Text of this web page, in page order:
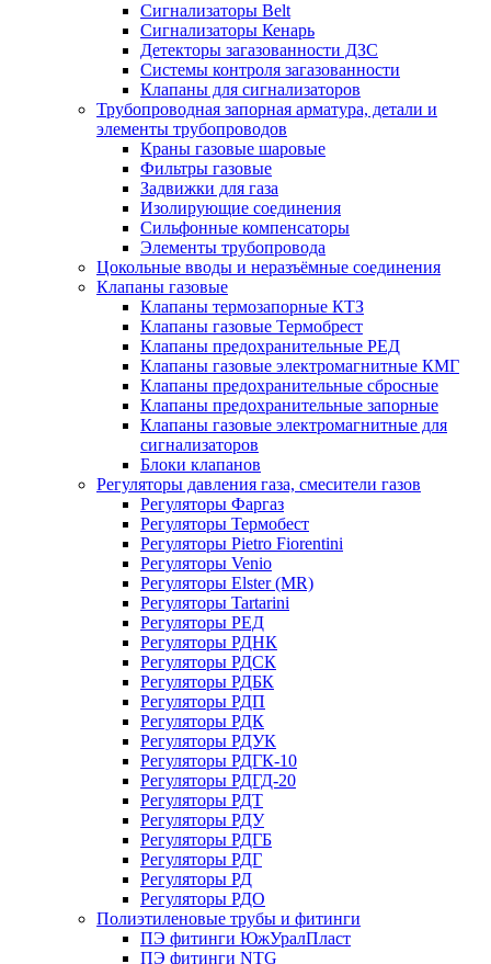
Сигнализаторы Belt
Сигнализаторы Кенарь
Детекторы загазованности ДЗС
Системы контроля загазованности
Клапаны для сигнализаторов
Трубопроводная запорная арматура, детали и
элементы трубопроводов
Краны газовые шаровые
Фильтры газовые
Задвижки для газа
Изолирующие соединения
Сильфонные компенсаторы
Элементы трубопровода
Цокольные вводы и неразъёмные соединения
Клапаны газовые
Клапаны термозапорные КТЗ
Клапаны газовые Термобрест
Клапаны предохранительные РЕД
Клапаны газовые электромагнитные КМГ
Клапаны предохранительные сбросные
Клапаны предохранительные запорные
Клапаны газовые электромагнитные для
сигнализаторов
Блоки клапанов
Регуляторы давления газа, смесители газов
Регуляторы Фаргаз
Регуляторы Термобест
Регуляторы Pietro Fiorentini
Регуляторы Venio
Регуляторы Elster (MR)
Регуляторы Tartarini
Регуляторы РЕД
Регуляторы РДНК
Регуляторы РДСК
Регуляторы РДБК
Регуляторы РДП
Регуляторы РДК
Регуляторы РДУК
Регуляторы РДГК-10
Регуляторы РДГД-20
Регуляторы РДТ
Регуляторы РДУ
Регуляторы РДГБ
Регуляторы РДГ
Регуляторы РД
Регуляторы РДО
Полиэтиленовые трубы и фитинги
ПЭ фитинги ЮжУралПласт
ПЭ фитинги NTG